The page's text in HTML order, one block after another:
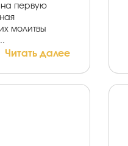
на первую
молитвы
Читать далее